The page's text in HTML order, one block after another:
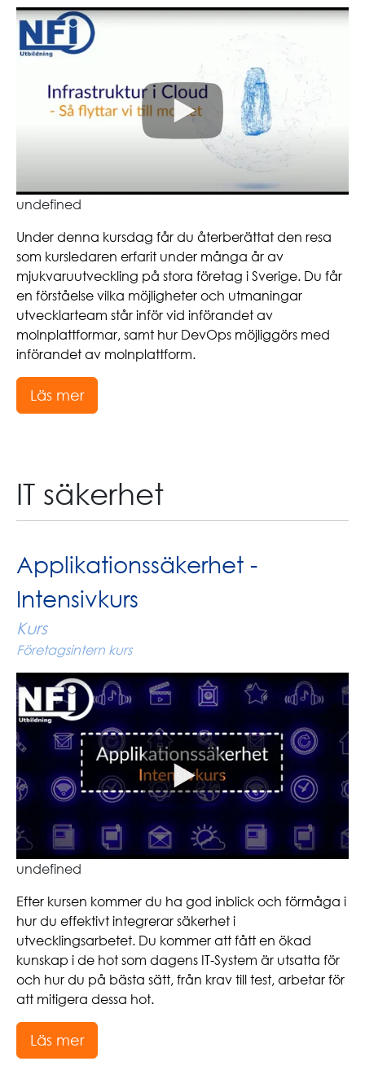
undefined
Under denna kursdag får du återberättat den resa
som kursledaren erfarit under många år av
mjukvaruutveckling på stora företag i Sverige. Du får
en förståelse vilka möjligheter och utmaningar
utvecklarteam står inför vid införandet av
molnplattformar, samt hur DevOps möjliggörs med
införandet av molnplattform.
Läs mer
IT säkerhet
Applikationssäkerhet -
Intensivkurs
Kurs
Företagsintern kurs
undefined
Efter kursen kommer du ha god inblick och förmåga i
hur du effektivt integrerar säkerhet i
utvecklingsarbetet. Du kommer att fått en ökad
kunskap i de hot som dagens IT-System är utsatta för
och hur du på bästa sätt, från krav till test, arbetar för
att mitigera dessa hot.
Läs mer